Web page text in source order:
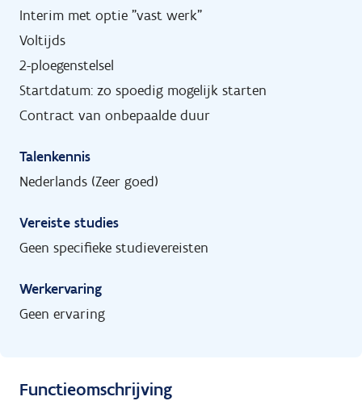
Interim met optie "vast werk"
Voltijds
2-ploegenstelsel
Startdatum: zo spoedig mogelijk starten
Contract van onbepaalde duur
Talenkennis
Nederlands (Zeer goed)
Vereiste studies
Geen specifieke studievereisten
Werkervaring
Geen ervaring
Functieomschrijving